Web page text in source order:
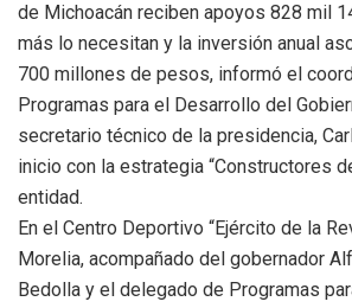
de Michoacán reciben apoyos 828 mil
más lo necesitan y la inversión anual
700 millones de pesos, informó el
Programas para el Desarrollo del
secretario técnico de la presidencia,
inicio con la estrategia “Constructores
entidad.
En el Centro Deportivo “Ejército de la
Morelia, acompañado del gobernador
Bedolla y el delegado de Programas